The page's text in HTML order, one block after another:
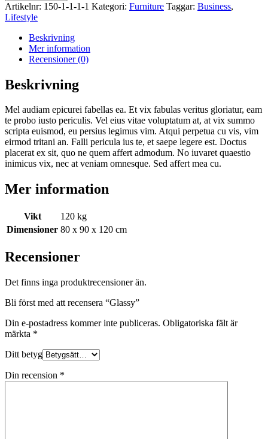
Artikelnr: 150-1-1-1-1 Kategori: Furniture Taggar: Business,
Lifestyle
Beskrivning
Mer information
Recensioner (0)
Beskrivning
Mel audiam epicurei fabellas ea. Et vix fabulas veritus gloriatur, eam
te probo iusto periculis. Vel eius vitae voluptatum at, at vix summo
scripta euismod, eu persius legimus vim. Atqui perpetua cu vis, vim
eirmod tritani an. Falli pericula ius te, et saepe legere est. Doctus
placerat ex sit, quo ne quem affert admodum. No iuvaret quaestio
inimicus vix, nec at veniam omnesque. Sed affert mea cu.
Mer information
Vikt
120 kg
Dimensioner 80 x 90 x 120 cm
Recensioner
Det finns inga produktrecensioner än.
Bli först med att recensera “Glassy”
Din e-postadress kommer inte publiceras. Obligatoriska fält är
märkta *
Ditt betyg
Din recension *